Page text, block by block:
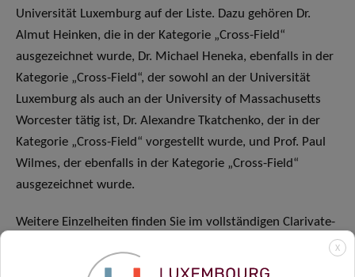
Universität Luxemburg auf der Liste. Dazu gehören Dr.
Almut Heinken, die in der Kategorie „Cross-Field“
ausgezeichnet wurde, Dr. Michael Heneka, ebenfalls in der
Kategorie „Cross-Field“, der sowohl an der Universität
Luxemburg als auch an der University of Massachusetts
Worcester tätig ist, Dr. Alexandre Tkatchenko, der in der
Kategorie „Cross-Field“ vorgestellt wurde, und Prof. Paul
Wilmes, der ebenfalls in der Kategorie „Cross-Field“
ausgezeichnet wurde.
Weitere Einzelheiten finden Sie im vollständigen Clarivate-
X